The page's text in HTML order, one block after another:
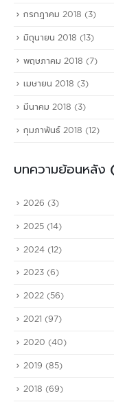
กรกฎาคม 2018 (3)
มิถุนายน 2018 (13)
พฤษภาคม 2018 (7)
เมษายน 2018 (3)
มีนาคม 2018 (3)
กุมภาพันธ์ 2018 (12)
บทความย้อนหลัง
2026 (3)
2025 (14)
2024 (12)
2023 (6)
2022 (56)
2021 (97)
2020 (40)
2019 (85)
2018 (69)